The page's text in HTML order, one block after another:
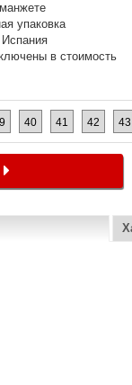
упаковка
в стоимость
40 41 42 43